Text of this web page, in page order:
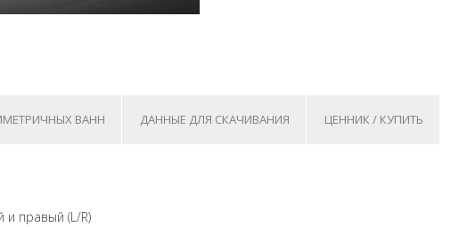
ВАНН ДАННЫЕ ДЛЯ СКАЧИВАНИЯ ЦЕННИК / КУПИТЬ
и правый (L/R)